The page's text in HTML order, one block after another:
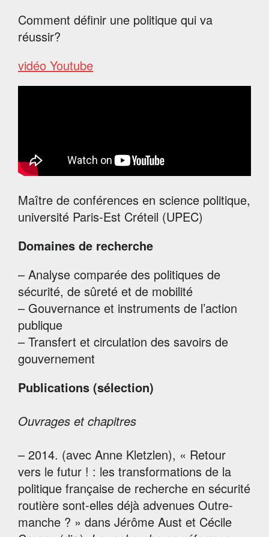
Comment définir une politique qui va
réussir?
vidéo Youtube
Maître de conférences en science politique,
université Paris-Est Créteil (UPEC)
Domaines de recherche
– Analyse comparée des politiques de
sécurité, de sûreté et de mobilité
– Gouvernance et instruments de l’action
publique
– Transfert et circulation des savoirs de
gouvernement
Publications (sélection)
Ouvrages et chapitres
– 2014. (avec Anne Kletzlen), « Retour
vers le futur ! : les transformations de la
politique française de recherche en sécurité
routière sont-elles déjà advenues Outre-
manche ? » dans Jérôme Aust et Cécile